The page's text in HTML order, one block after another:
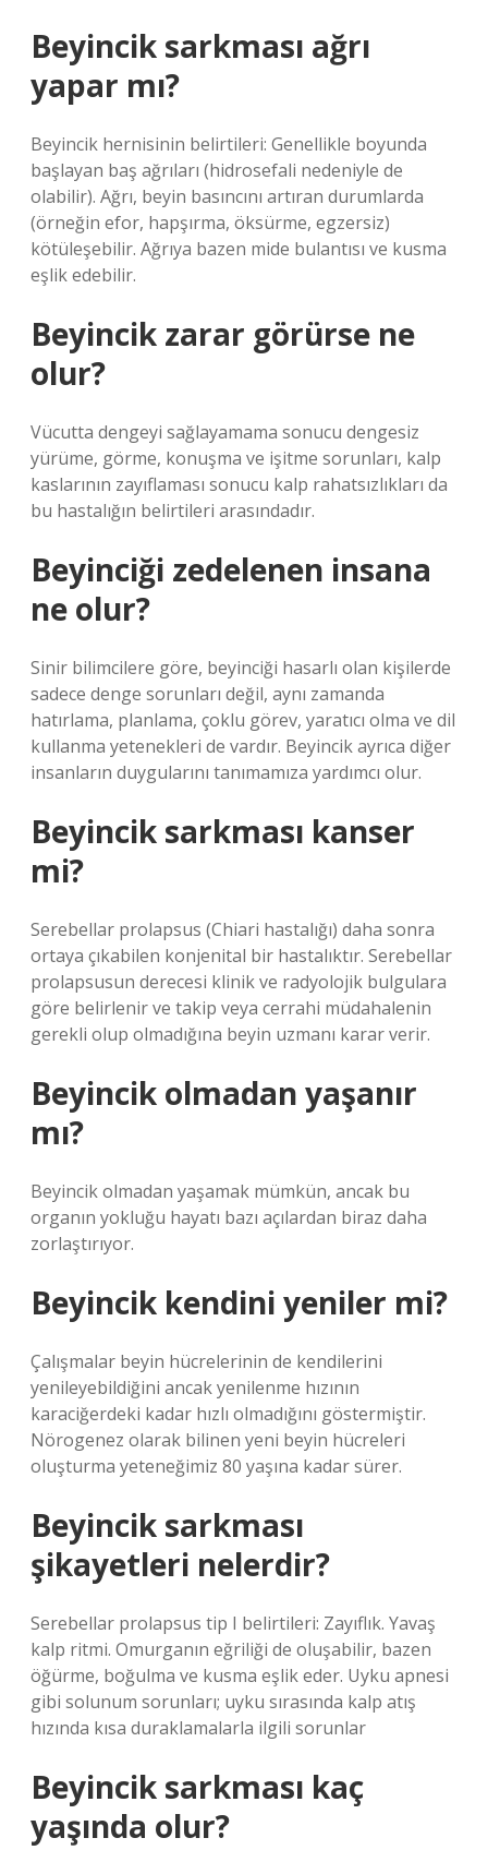
Beyincik sarkması ağrı
yapar mı?
Beyincik hernisinin belirtileri: Genellikle boyunda
başlayan baş ağrıları (hidrosefali nedeniyle de
olabilir). Ağrı, beyin basıncını artıran durumlarda
(örneğin efor, hapşırma, öksürme, egzersiz)
kötüleşebilir. Ağrıya bazen mide bulantısı ve kusma
eşlik edebilir.
Beyincik zarar görürse ne
olur?
Vücutta dengeyi sağlayamama sonucu dengesiz
yürüme, görme, konuşma ve işitme sorunları, kalp
kaslarının zayıflaması sonucu kalp rahatsızlıkları da
bu hastalığın belirtileri arasındadır.
Beyinciği zedelenen insana
ne olur?
Sinir bilimcilere göre, beyinciği hasarlı olan kişilerde
sadece denge sorunları değil, aynı zamanda
hatırlama, planlama, çoklu görev, yaratıcı olma ve dil
kullanma yetenekleri de vardır. Beyincik ayrıca diğer
insanların duygularını tanımamıza yardımcı olur.
Beyincik sarkması kanser
mi?
Serebellar prolapsus (Chiari hastalığı) daha sonra
ortaya çıkabilen konjenital bir hastalıktır. Serebellar
prolapsusun derecesi klinik ve radyolojik bulgulara
göre belirlenir ve takip veya cerrahi müdahalenin
gerekli olup olmadığına beyin uzmanı karar verir.
Beyincik olmadan yaşanır
mı?
Beyincik olmadan yaşamak mümkün, ancak bu
organın yokluğu hayatı bazı açılardan biraz daha
zorlaştırıyor.
Beyincik kendini yeniler mi?
Çalışmalar beyin hücrelerinin de kendilerini
yenileyebildiğini ancak yenilenme hızının
karaciğerdeki kadar hızlı olmadığını göstermiştir.
Nörogenez olarak bilinen yeni beyin hücreleri
oluşturma yeteneğimiz 80 yaşına kadar sürer.
Beyincik sarkması
şikayetleri nelerdir?
Serebellar prolapsus tip I belirtileri: Zayıflık. Yavaş
kalp ritmi. Omurganın eğriliği de oluşabilir, bazen
öğürme, boğulma ve kusma eşlik eder. Uyku apnesi
gibi solunum sorunları; uyku sırasında kalp atış
hızında kısa duraklamalarla ilgili sorunlar
Beyincik sarkması kaç
yaşında olur?